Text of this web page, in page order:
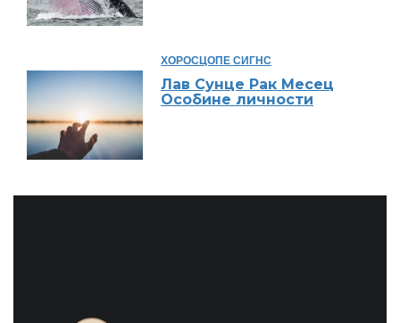
ХОРОСЦОПЕ СИГНС
Лав Сунце Рак Месец
Особине личности